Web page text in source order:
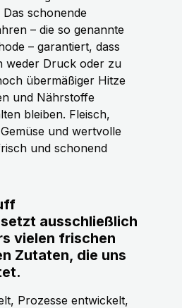
schonende
– die so genannte
– garantiert, dass
weder Druck oder zu
übermäßiger Hitze
und Nährstoffe
bleiben. Fleisch,
und wertvolle
und schonend
ausschließlich
vielen frischen
Zutaten, die uns
Prozesse entwickelt,